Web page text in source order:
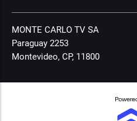
MONTE CARLO TV SA
Paraguay 2253
Montevideo, CP, 11800